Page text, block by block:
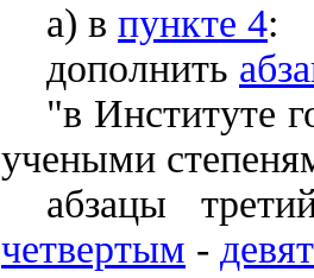
а) в пункте 4:
дополнить
"в Институте
учеными
абзацы
четвертым -